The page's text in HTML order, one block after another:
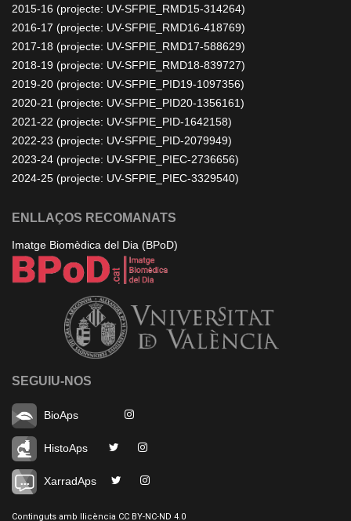
2015-16 (projecte: UV-SFPIE_RMD15-314264)
2016-17 (projecte: UV-SFPIE_RMD16-418769)
2017-18 (projecte: UV-SFPIE_RMD17-588629)
2018-19 (projecte: UV-SFPIE_RMD18-839727)
2019-20 (projecte: UV-SFPIE_PID19-1097356)
2020-21 (projecte: UV-SFPIE_PID20-1356161)
2021-22 (projecte: UV-SFPIE_PID-1642158)
2022-23 (projecte: UV-SFPIE_PID-2079949)
2023-24 (projecte: UV-SFPIE_PIEC-2736656)
2024-25 (projecte: UV-SFPIE_PIEC-3329540)
ENLLAÇOS RECOMANATS
Imatge Biomèdica del Dia (BPoD)
SEGUIU-NOS
BioAps
HistoAps
XarradAps
Continguts amb llicència CC BY-NC-ND 4.0